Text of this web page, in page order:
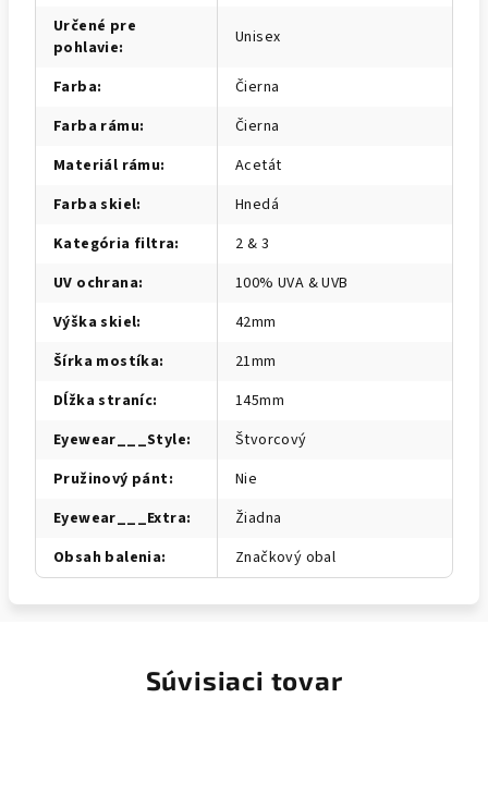
Určené pre
pohlavie: Unisex
Farba:
Čierna
Farba rámu:
Čierna
Materiál rámu:
Acetát
Farba skiel:
Hnedá
Kategória filtra:
2 & 3
UV ochrana:
100% UVA & UVB
Výška skiel:
42mm
Šírka mostíka:
21mm
Dĺžka straníc:
145mm
Eyewear___Style:
Štvorcový
Pružinový pánt:
Nie
Eyewear___Extra:
Žiadna
Obsah balenia: Značkový obal
Súvisiaci tovar